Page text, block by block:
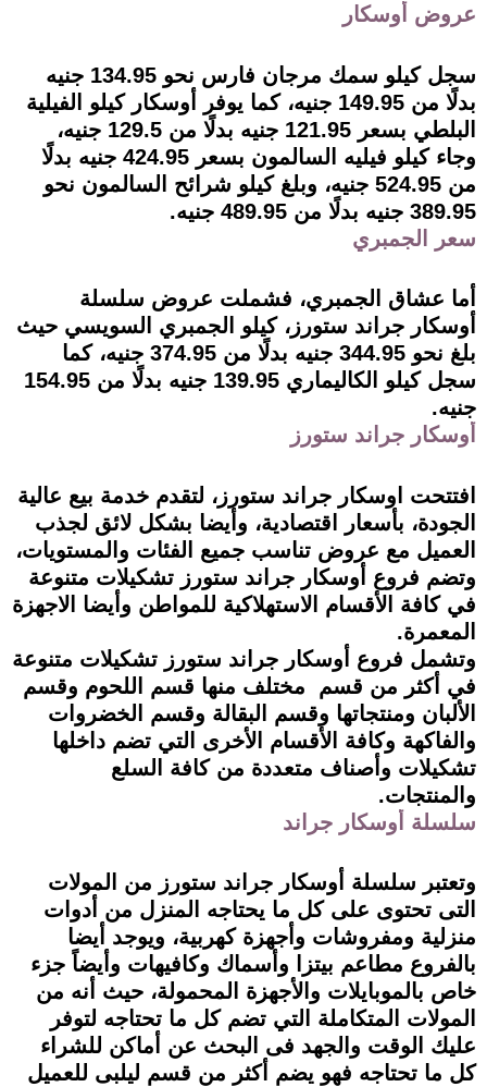
عروض أوسكار
سجل كيلو سمك مرجان فارس نحو 134.95 جنيه
بدلًا من 149.95 جنيه، كما يوفر أوسكار كيلو الفيلية
البلطي بسعر 121.95 جنيه بدلًا من 129.5 جنيه،
وجاء كيلو فيليه السالمون بسعر 424.95 جنيه بدلًا
من 524.95 جنيه، وبلغ كيلو شرائح السالمون نحو
389.95 جنيه بدلًا من 489.95 جنيه.
سعر الجمبري
أما عشاق الجمبري، فشملت عروض سلسلة
أوسكار جراند ستورز، كيلو الجمبري السويسي حيث
بلغ نحو 344.95 جنيه بدلًا من 374.95 جنيه، كما
سجل كيلو الكاليماري 139.95 جنيه بدلًا من 154.95
جنيه.
أوسكار جراند ستورز
افتتحت اوسكار جراند ستورز، لتقدم خدمة بيع عالية
الجودة، بأسعار اقتصادية، وأيضا بشكل لائق لجذب
العميل مع عروض تناسب جميع الفئات والمستويات،
وتضم فروع أوسكار جراند ستورز تشكيلات متنوعة
في كافة الأقسام الاستهلاكية للمواطن وأيضا الاجهزة
المعمرة.
وتشمل فروع أوسكار جراند ستورز تشكيلات متنوعة
في أكثر من قسم مختلف منها قسم اللحوم وقسم
الألبان ومنتجاتها وقسم البقالة وقسم الخضروات
والفاكهة وكافة الأقسام الأخرى التي تضم داخلها
تشكيلات وأصناف متعددة من كافة السلع
والمنتجات.
سلسلة أوسكار جراند
وتعتبر سلسلة أوسكار جراند ستورز من المولات
التى تحتوى على كل ما يحتاجه المنزل من أدوات
منزلية ومفروشات وأجهزة كهربية، ويوجد أيضا
بالفروع مطاعم بيتزا وأسماك وكافيهات وأيضاً جزء
خاص بالموبايلات والأجهزة المحمولة، حيث أنه من
المولات المتكاملة التي تضم كل ما تحتاجه لتوفر
عليك الوقت والجهد فى البحث عن أماكن للشراء
كل ما تحتاجه فهو يضم أكثر من قسم ليلبى للعميل